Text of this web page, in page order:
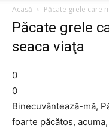
Acasă
Păcate grele care
Păcate grele
seaca viaţa
0
0
Binecuvântează-mă,
foarte păcătos,